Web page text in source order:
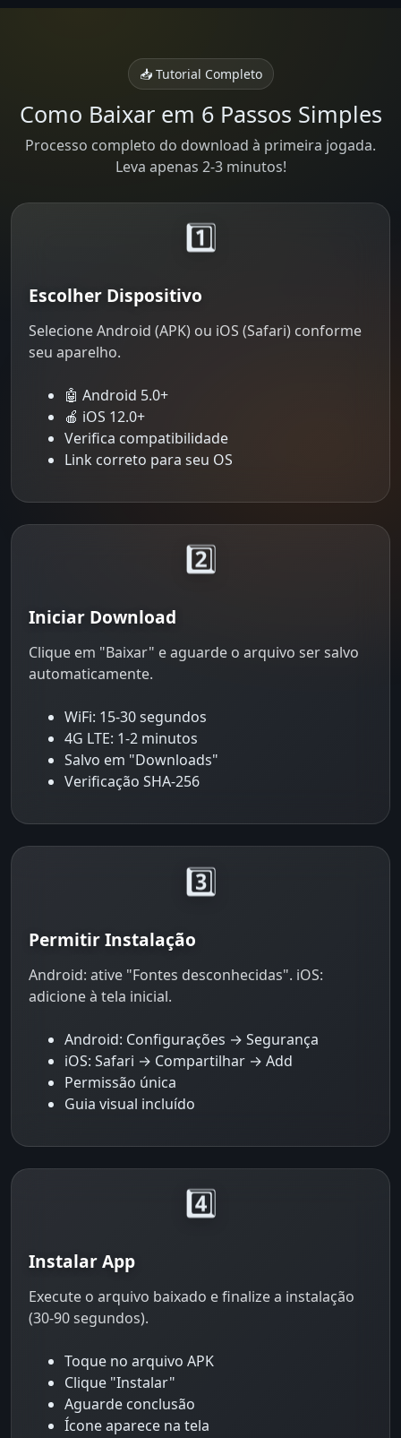
📥 Tutorial Completo
Como Baixar em 6 Passos Simples
Processo completo do download à primeira jogada.
Leva apenas 2-3 minutos!
1️⃣
Escolher Dispositivo
Selecione Android (APK) ou iOS (Safari) conforme
seu aparelho.
🤖 Android 5.0+
🍎 iOS 12.0+
Verifica compatibilidade
Link correto para seu OS
2️⃣
Iniciar Download
Clique em "Baixar" e aguarde o arquivo ser salvo
automaticamente.
WiFi: 15-30 segundos
4G LTE: 1-2 minutos
Salvo em "Downloads"
Verificação SHA-256
3️⃣
Permitir Instalação
Android: ative "Fontes desconhecidas". iOS:
adicione à tela inicial.
Android: Configurações → Segurança
iOS: Safari → Compartilhar → Add
Permissão única
Guia visual incluído
4️⃣
Instalar App
Execute o arquivo baixado e finalize a instalação
(30-90 segundos).
Toque no arquivo APK
Clique "Instalar"
Aguarde conclusão
Ícone aparece na tela